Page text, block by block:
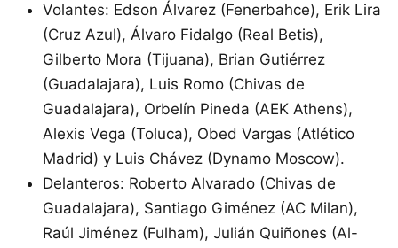
Volantes: Edson Álvarez (Fenerbahce), Erik Lira
(Cruz Azul), Álvaro Fidalgo (Real Betis),
Gilberto Mora (Tijuana), Brian Gutiérrez
(Guadalajara), Luis Romo (Chivas de
Guadalajara), Orbelín Pineda (AEK Athens),
Alexis Vega (Toluca), Obed Vargas (Atlético
Madrid) y Luis Chávez (Dynamo Moscow).
Delanteros: Roberto Alvarado (Chivas de
Guadalajara), Santiago Giménez (AC Milan),
Raúl Jiménez (Fulham), Julián Quiñones (Al-